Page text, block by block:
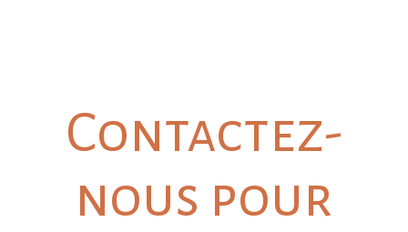
Contactez-
nous pour